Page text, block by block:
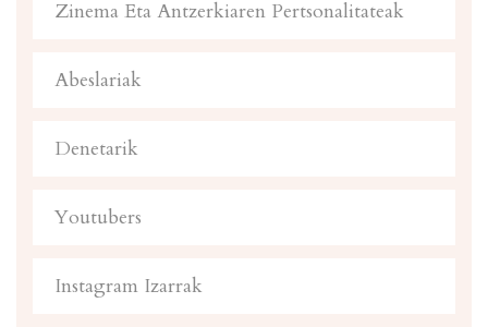
Zinema Eta Antzerkiaren Pertsonalitateak
Abeslariak
Denetarik
Youtubers
Instagram Izarrak